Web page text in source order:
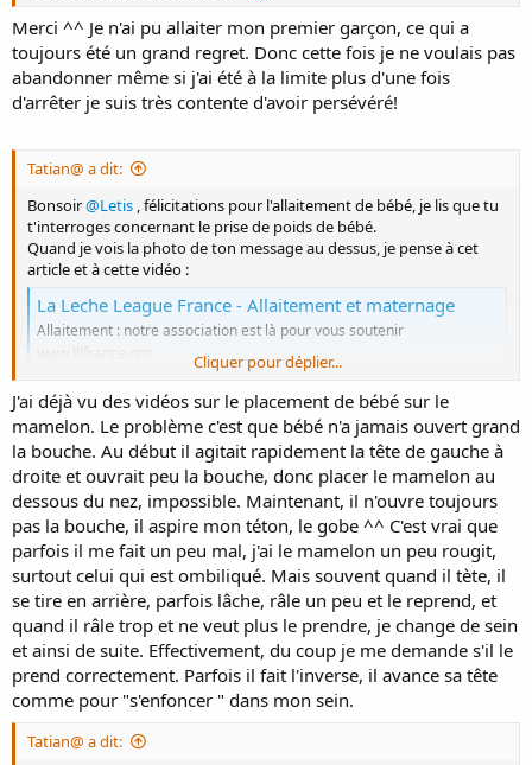
Merci ^^ Je n'ai pu allaiter mon premier garçon, ce qui a
toujours été un grand regret. Donc cette fois je ne voulais pas
abandonner même si j'ai été à la limite plus d'une fois
d'arrêter je suis très contente d'avoir persévéré!
Tatian@ a dit:
Bonsoir@Letis , félicitations pour l'allaitement de bébé, je lis que tu
t'interroges concernant le prise de poids de bébé.
Quand je vois la photo de ton message au dessus, je pense à cet
article et à cette vidéo :
La Leche League France - Allaitement et maternage
Allaitement : notre association est là pour vous soutenir
www.lllfrance.org
Cliquer pour déplier...
J'ai déjà vu des vidéos sur le placement de bébé sur le
mamelon. Le problème c'est que bébé n'a jamais ouvert grand
la bouche. Au début il agitait rapidement la tête de gauche à
droite et ouvrait peu la bouche, donc placer le mamelon au
dessous du nez, impossible. Maintenant, il n'ouvre toujours
pas la bouche, il aspire mon téton, le gobe ^^ C'est vrai que
parfois il me fait un peu mal, j'ai le mamelon un peu rougit,
surtout celui qui est ombiliqué. Mais souvent quand il tète, il
se tire en arrière, parfois lâche, râle un peu et le reprend, et
quand il râle trop et ne veut plus le prendre, je change de sein
et ainsi de suite. Effectivement, du coup je me demande s'il le
prend correctement. Parfois il fait l'inverse, il avance sa tête
comme pour "s'enfoncer " dans mon sein.
Tatian@ a dit: